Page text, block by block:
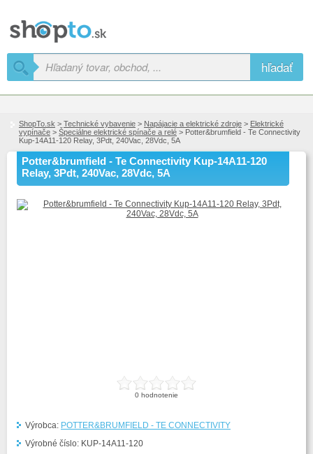
hľadať
ShopTo.sk > Technické vybavenie > Napájacie a elektrické zdroje > Elektrické
vypínače > Špeciálne elektrické spínače a relé > Potter&brumfield - Te Connectivity
Kup-14A11-120 Relay, 3Pdt, 240Vac, 28Vdc, 5A
Potter&brumfield - Te Connectivity Kup-14A11-120
Relay, 3Pdt, 240Vac, 28Vdc, 5A
0 hodnotenie
Výrobca: POTTER&BRUMFIELD - TE CONNECTIVITY
Výrobné číslo: KUP-14A11-120